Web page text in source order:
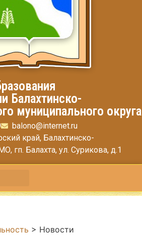
Балахтинско-
муниципального округа
balono@internet.ru
край, Балахтинско-
гп. Балахта, ул. Сурикова, д.1
> Новости